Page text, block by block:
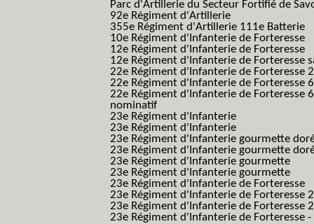
Parc d'Artillerie du Secteur Fortifié de
92e Régiment d'Artillerie
355e Régiment d'Artillerie 111e Batterie
10e Régiment d'Infanterie de Forteresse
12e Régiment d'Infanterie de Forteresse
12e Régiment d'Infanterie de Forteresse
22e Régiment d'Infanterie de Forteresse
22e Régiment d'Infanterie de Forteresse
22e Régiment d'Infanterie de Forteresse
nominatif
23e Régiment d'Infanterie
23e Régiment d'Infanterie
23e Régiment d'Infanterie gourmette
23e Régiment d'Infanterie gourmette
23e Régiment d'Infanterie gourmette
23e Régiment d'Infanterie gourmette
23e Régiment d'Infanterie de Forteresse
23e Régiment d'Infanterie de Forteresse
23e Régiment d'Infanterie de Forteresse
23e Régiment d'Infanterie de Forteresse